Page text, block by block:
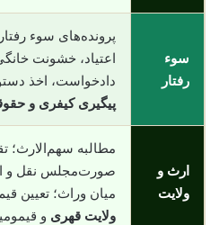
سوء
رفتار
پرونده‌های سوء
اعتیاد، خشونت
دادخواست، اخذ
پیگیری کیفری و
ارث و
ولایت
مطالبه سهم‌الارث؛
صورت‌مجلس نقل و
میان وراث؛ تعیین
ولایت قهری و